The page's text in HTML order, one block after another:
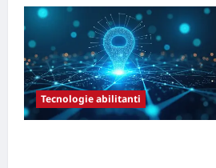
su
5
motivi
per
cui
la
Sicurezza
By
Design
(Security
by
Tecnologie abilitanti